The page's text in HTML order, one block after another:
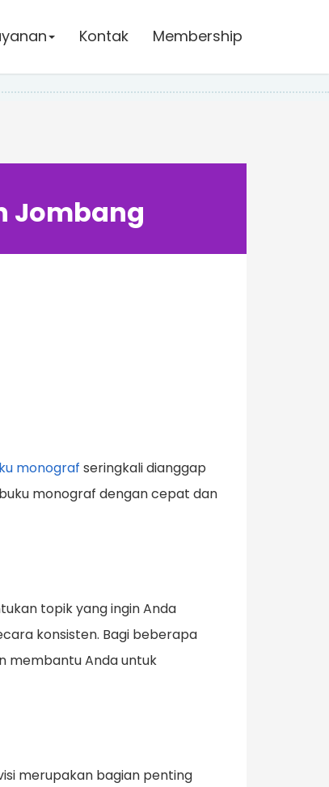
Kontak Membership
Jombang
monograf seringkali dianggap
monograf dengan cepat dan
topik yang ingin Anda
konsisten. Bagi beberapa
membantu Anda untuk
merupakan bagian penting